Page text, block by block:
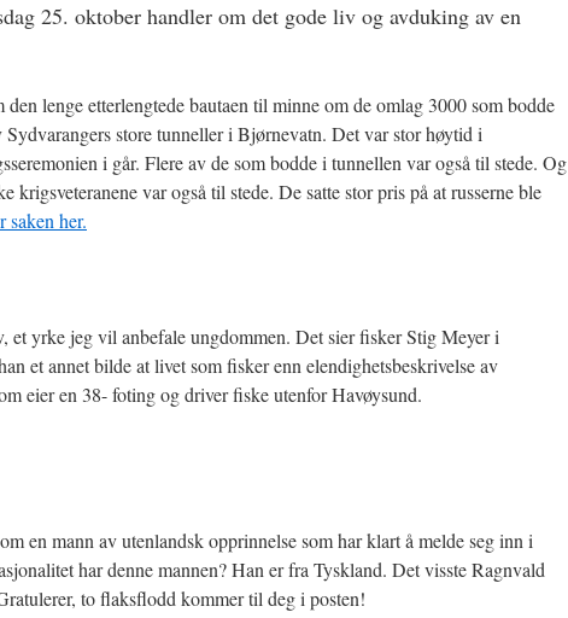
25. oktober handler om det gode liv og avduking av en
lenge etterlengtede bautaen til minne om de omlag 3000 som bodde
Sydvarangers store tunneller i Bjørnevatn. Det var stor høytid i
i går. Flere av de som bodde i tunnellen var også til stede. Og
krigsveteranene var også til stede. De satte stor pris på at russerne ble
saken her.
yrke jeg vil anbefale ungdommen. Det sier fisker Stig Meyer i
et annet bilde at livet som fisker enn elendighetsbeskrivelse av
eier en 38- foting og driver fiske utenfor Havøysund.
en mann av utenlandsk opprinnelse som har klart å melde seg inn i
har denne mannen? Han er fra Tyskland. Det visste Ragnvald
to flaksflodd kommer til deg i posten!